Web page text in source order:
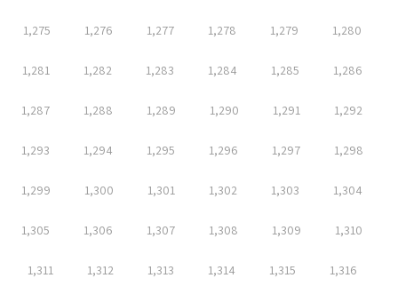
1,275 1,276 1,277 1,278 1,279 1,280
1,281 1,282 1,283 1,284 1,285 1,286
1,287 1,288 1,289 1,290 1,291 1,292
1,293 1,294 1,295 1,296 1,297 1,298
1,299 1,300 1,301 1,302 1,303 1,304
1,305 1,306 1,307 1,308 1,309 1,310
1,311 1,312 1,313 1,314 1,315 1,316